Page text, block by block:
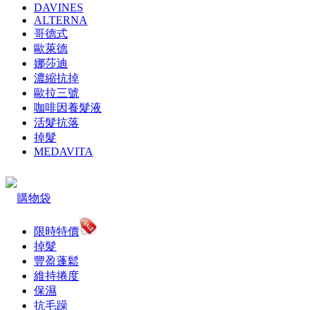
DAVINES
ALTERNA
哥德式
歐萊德
娜莎迪
濃縮抗掉
歐拉三號
咖啡因養髮液
活髮抗落
掉髮
MEDAVITA
購物袋
限時特價
掉髮
豐盈蓬鬆
維持捲度
保濕
抗毛躁